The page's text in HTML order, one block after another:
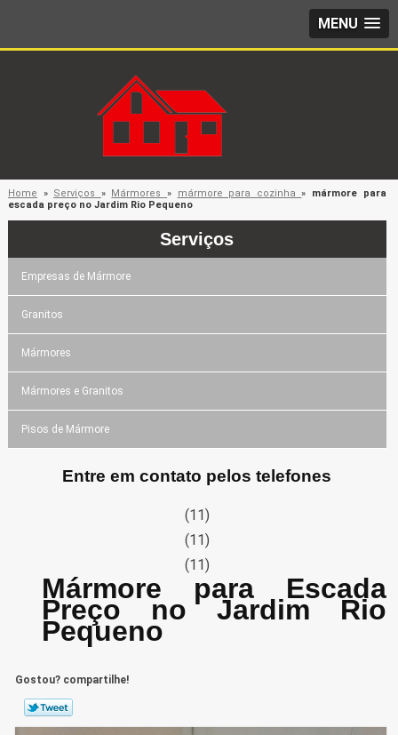
MENU
Home » Serviços » Mármores » mármore para cozinha» mármore para
escada preço no Jardim Rio Pequeno
Serviços
Empresas de Mármore
Granitos
Mármores
Mármores e Granitos
Pisos de Mármore
Entre em contato pelos telefones
(11)
(11)
(11)
Mármore para Escada
Preço no Jardim Rio
Pequeno
Gostou? compartilhe!